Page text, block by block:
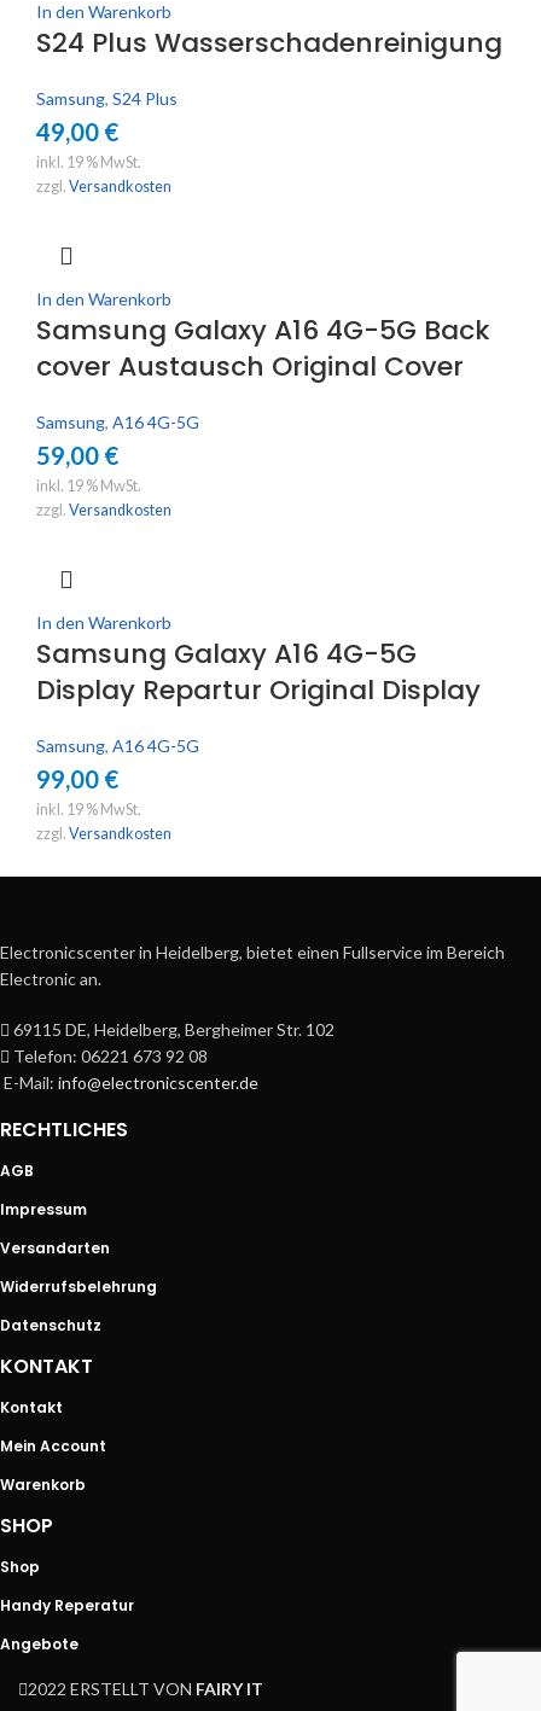
In den Warenkorb
S24 Plus Wasserschadenreinigung
Samsung, S24 Plus
49,00 €
inkl. 19 % MwSt.
zzgl. Versandkosten
In den Warenkorb
Samsung Galaxy A16 4G-5G Back
cover Austausch Original Cover
Samsung, A16 4G-5G
59,00 €
inkl. 19 % MwSt.
zzgl. Versandkosten
In den Warenkorb
Samsung Galaxy A16 4G-5G
Display Repartur Original Display
Samsung, A16 4G-5G
99,00 €
inkl. 19 % MwSt.
zzgl. Versandkosten
Electronicscenter in Heidelberg, bietet einen Fullservice im Bereich
Electronic an.
69115 DE, Heidelberg, Bergheimer Str. 102
Telefon: 06221 673 92 08
E-Mail:info@electronicscenter.de
RECHTLICHES
AGB
Impressum
Versandarten
Widerrufsbelehrung
Datenschutz
KONTAKT
Kontakt
Mein Account
Warenkorb
SHOP
Shop
Handy Reperatur
Angebote
2022 ERSTELLT VON FAIRY IT